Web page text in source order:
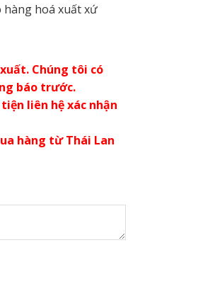
hàng hoá xuất xứ
Chúng tôi có
báo trước.
liên hệ xác nhận
hàng từ Thái Lan